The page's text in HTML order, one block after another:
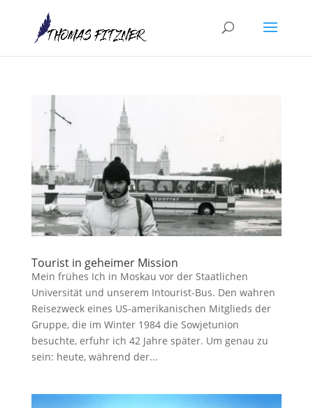
Tourist in geheimer Mission
Mein frühes Ich in Moskau vor der Staatlichen
Universität und unserem Intourist-Bus. Den wahren
Reisezweck eines US-amerikanischen Mitglieds der
Gruppe, die im Winter 1984 die Sowjetunion
besuchte, erfuhr ich 42 Jahre später. Um genau zu
sein: heute, während der...